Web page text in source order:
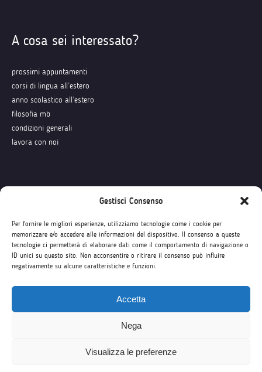
Gestisci Consenso
Per fornire le migliori esperienze, utilizziamo tecnologie come i cookie per
memorizzare e/o accedere alle informazioni del dispositivo. Il consenso a queste
tecnologie ci permetterà di elaborare dati come il comportamento di navigazione o
ID unici su questo sito. Non acconsentire o ritirare il consenso può influire
negativamente su alcune caratteristiche e funzioni.
Accetta
Nega
Visualizza le preferenze
A cosa sei interessato?
prossimi appuntamenti
corsi di lingua all’estero
anno scolastico all’estero
filosofia mb
condizioni generali
lavora con noi